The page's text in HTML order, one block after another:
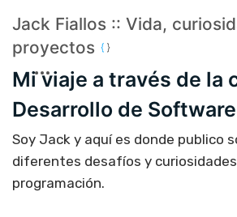
Jack Fiallos :: Vida,
proyectos
Mi viaje a través de la
Desarrollo de Software
Soy Jack y aquí es donde publico
diferentes desafíos y
programación.